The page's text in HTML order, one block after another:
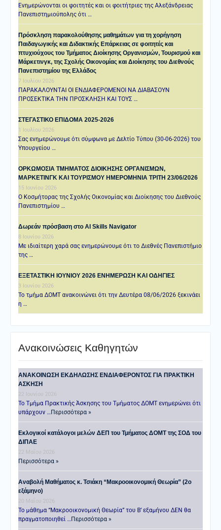
Ενημερώνονται οι φοιτητές και οι φοιτήτριες της Αλεξάνδρειας
Πανεπιστημιούπολης ότι …
Πρόσκληση παρακολούθησης μαθημάτων για τη χορήγηση
Παιδαγωγικής και Διδακτικής Επάρκειας σε φοιτητές και
πτυχιούχους του Τμήματος Διοίκησης Οργανισμών, Τουρισμού και
Μάρκετινγκ, της Σχολής Οικονομίας και Διοίκησης του Διεθνούς
Πανεπιστημίου της Ελλάδος
7 Ιουλίου 2026
ΠΑΡΑΚΑΛΟΥΝΤΑΙ ΟΙ ΕΝΔΙΑΦΕΡΟΜΕΝΟΙ ΝΑ ΔΙΑΒΑΣΟΥΝ
ΠΡΟΣΕΚΤΙΚΑ ΤΗΝ ΠΡΟΣΚΛΗΣΗ ΚΑΙ ΤΟΥΣ …
ΣΤΕΓΑΣΤΙΚΟ ΕΠΙΔΟΜΑ 2025-2026
1 Ιουλίου 2026
Σας ενημερώνουμε ότι σύμφωνα με Δελτίο Τύπου (30-06-2026) του
Υπουργείου …
ΟΡΚΩΜΟΣΙΑ ΤΜΗΜΑΤΟΣ ΔΙΟΙΚΗΣΗΣ ΟΡΓΑΝΙΣΜΩΝ,
ΜΑΡΚΕΤΙΝΓΚ ΚΑΙ ΤΟΥΡΙΣΜΟΥ ΗΜΕΡΟΜΗΝΙΑ TΡΙΤΗ 23/06/2026
15 Ιουνίου 2026
Ο Κοσμήτορας της Σχολής Οικονομίας και Διοίκησης του Διεθνούς
Πανεπιστημίου …
Δωρεάν πρόσβαση στο AI Skills Navigator
8 Ιουνίου 2026
Με ιδιαίτερη χαρά σας ενημερώνουμε ότι το Διεθνές Πανεπιστήμιο
της …
ΕΞΕΤΑΣΤΙΚΗ IOYNIOY 2026 ΕΝΗΜΕΡΩΣΗ ΚΑΙ ΟΔΗΓΙΕΣ
3 Ιουνίου 2026
Το τμήμα ΔΟΜΤ ανακοινώνει ότι την Δευτέρα 08/06/2026 ξεκινάει
η …
Ανακοινώσεις Καθηγητών
ANAKOINΩΣΗ ΕΚΔΗΛΩΣΗΣ ΕΝΔΙΑΦΕΡΟΝΤΟΣ ΓΙΑ ΠΡΑΚΤΙΚΗ
ΑΣΚΗΣΗ
22 Ιουνίου 2026
Το Τμήμα Πρακτικής Άσκησης του Τμήματος ΔΟΜΤ ενημερώνει ότι
υπάρχουν …Περισσότερα »
Εκλογικοί κατάλογοι μελών ΔΕΠ του Τμήματος ΔΟΜΤ της ΣΟΔ του
ΔΙΠΑΕ
22 Μαΐου 2026
Περισσότερα »
Αναβολή Μαθήματος κ. Τσιάκη “Μακροοικονομική Θεωρία” (2ο
εξάμηνο)
20 Μαΐου 2026
Το μάθημα “Μακροοικονομική Θεωρία” του Β’ εξαμήνου ΔΕΝ θα
πραγματοποιηθεί …Περισσότερα »